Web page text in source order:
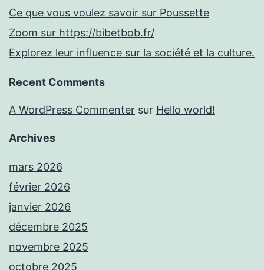
Ce que vous voulez savoir sur Poussette
Zoom sur https://bibetbob.fr/
Explorez leur influence sur la société et la culture.
Recent Comments
A WordPress Commenter sur Hello world!
Archives
mars 2026
février 2026
janvier 2026
décembre 2025
novembre 2025
octobre 2025